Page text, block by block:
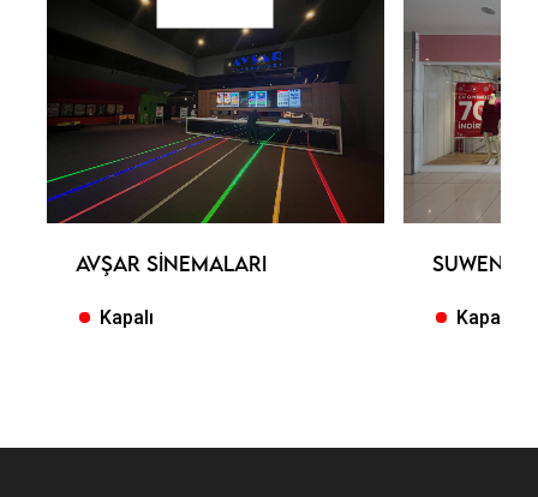
AVŞAR SINEMALARI
Kapalı
SUWEN
Kapalı